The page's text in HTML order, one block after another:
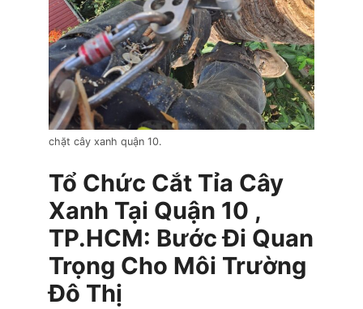
chặt cây xanh quận 10.
Tổ Chức Cắt Tỉa Cây
Xanh Tại Quận 10 ,
TP.HCM: Bước Đi Quan
Trọng Cho Môi Trường
Đô Thị